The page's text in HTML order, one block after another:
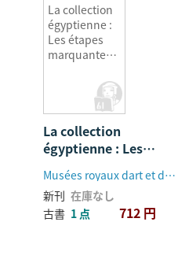
La collection
égyptienne :
Les étapes
marquantes
développeme
La collection
égyptienne : Les
étapes marquantes de
son développementMusées royaux dart et dhistoire
新刊 在庫なし
古書 1 点 712 円